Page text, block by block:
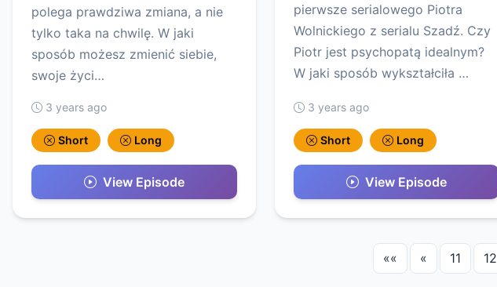
polega prawdziwa zmiana, a nie
tylko taka na chwilę. W jaki
sposób możesz zmienić siebie,
swoje życi…
3 years ago
Short Long
View Episode
pierwsze serialowego Piotra
Wolnickiego z serialu Szadź. Czy
Piotr jest psychopatą idealnym?
W jaki sposób wykształciła …
3 years ago
Short Long
View Episode
«« « 11 12